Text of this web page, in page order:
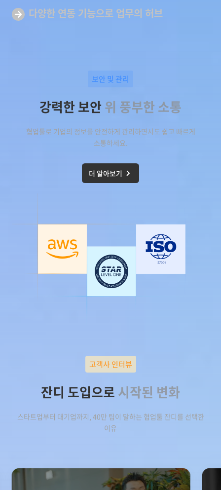
다양한 연동 기능으로 업무의 허브
보안 및 관리
강력한 보안위 풍부한 소통
협업툴로 기업의 정보를 안전하게 관리하면서도 쉽고 빠르게
소통하세요.
더 알아보기
고객사 인터뷰
잔디 도입으로 시작된 변화
스타트업부터 대기업까지, 40만 팀이 말하는 협업툴 잔디를 선택한
이유